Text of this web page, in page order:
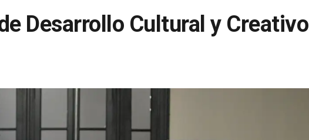
Desarrollo Cultural y Creativo